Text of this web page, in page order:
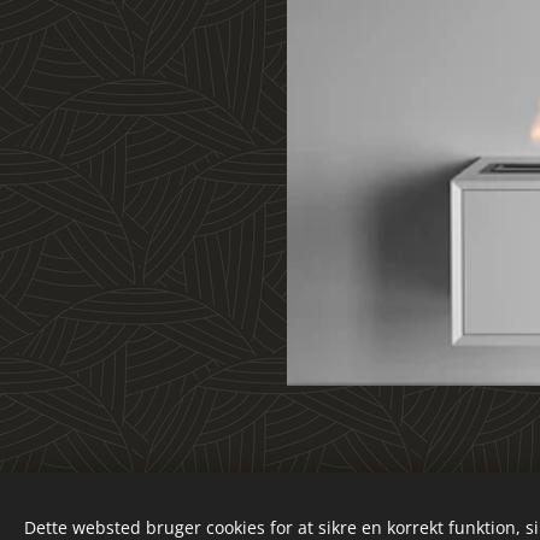
Dette websted bruger cookies for at sikre en korrekt funktion,